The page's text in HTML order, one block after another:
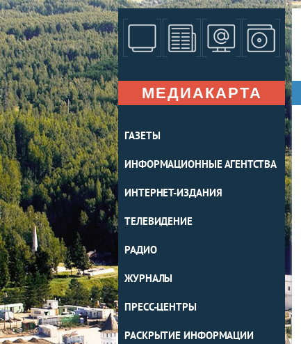
МЕДИАКАРТА
ГАЗЕТЫ
ИНФОРМАЦИОННЫЕ АГЕНТСТВА
ИНТЕРНЕТ-ИЗДАНИЯ
ТЕЛЕВИДЕНИЕ
РАДИО
ЖУРНАЛЫ
ПРЕСС-ЦЕНТРЫ
РАСКРЫТИЕ ИНФОРМАЦИИ